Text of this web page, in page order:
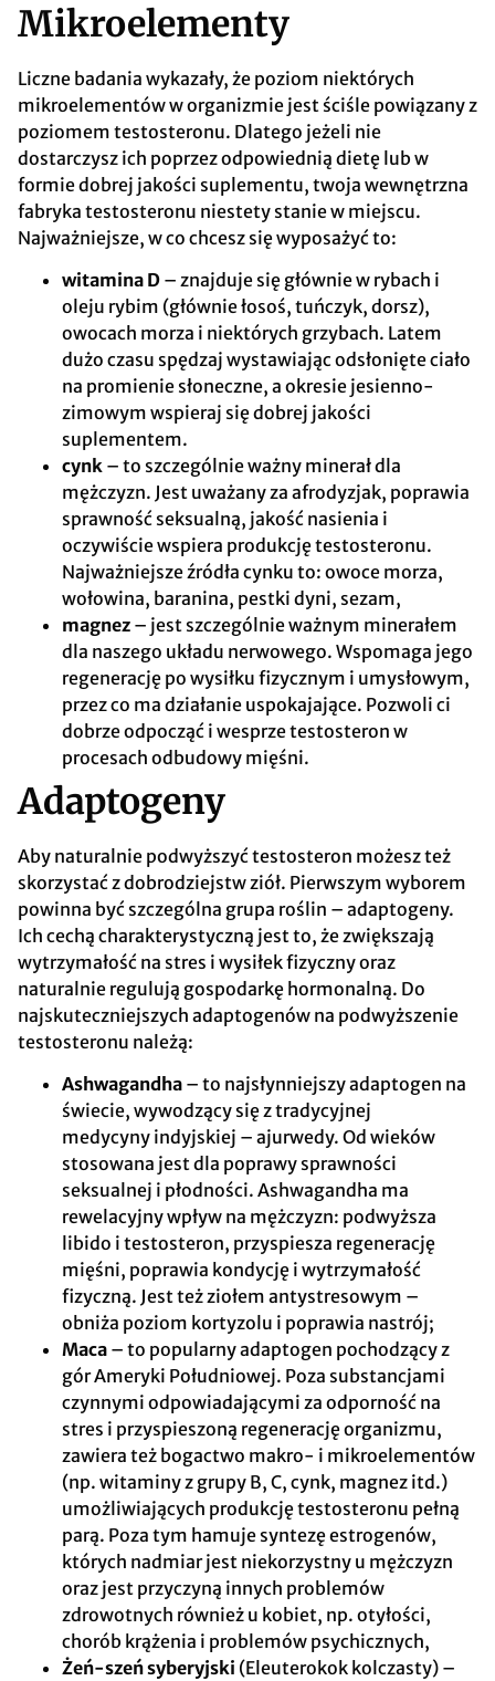
Mikroelementy
Liczne badania wykazały, że poziom niektórych
mikroelementów w organizmie jest ściśle powiązany z
poziomem testosteronu. Dlatego jeżeli nie
dostarczysz ich poprzez odpowiednią dietę lub w
formie dobrej jakości suplementu, twoja wewnętrzna
fabryka testosteronu niestety stanie w miejscu.
Najważniejsze, w co chcesz się wyposażyć to:
witamina D – znajduje się głównie w rybach i
oleju rybim (głównie łosoś, tuńczyk, dorsz),
owocach morza i niektórych grzybach. Latem
dużo czasu spędzaj wystawiając odsłonięte ciało
na promienie słoneczne, a okresie jesienno-
zimowym wspieraj się dobrej jakości
suplementem.
cynk – to szczególnie ważny minerał dla
mężczyzn. Jest uważany za afrodyzjak, poprawia
sprawność seksualną, jakość nasienia i
oczywiście wspiera produkcję testosteronu.
Najważniejsze źródła cynku to: owoce morza,
wołowina, baranina, pestki dyni, sezam,
magnez – jest szczególnie ważnym minerałem
dla naszego układu nerwowego. Wspomaga jego
regenerację po wysiłku fizycznym i umysłowym,
przez co ma działanie uspokajające. Pozwoli ci
dobrze odpocząć i wesprze testosteron w
procesach odbudowy mięśni.
Adaptogeny
Aby naturalnie podwyższyć testosteron możesz też
skorzystać z dobrodziejstw ziół. Pierwszym wyborem
powinna być szczególna grupa roślin – adaptogeny.
Ich cechą charakterystyczną jest to, że zwiększają
wytrzymałość na stres i wysiłek fizyczny oraz
naturalnie regulują gospodarkę hormonalną. Do
najskuteczniejszych adaptogenów na podwyższenie
testosteronu należą:
Ashwagandha – to najsłynniejszy adaptogen na
świecie, wywodzący się z tradycyjnej
medycyny indyjskiej – ajurwedy. Od wieków
stosowana jest dla poprawy sprawności
seksualnej i płodności. Ashwagandha ma
rewelacyjny wpływ na mężczyzn: podwyższa
libido i testosteron, przyspiesza regenerację
mięśni, poprawia kondycję i wytrzymałość
fizyczną. Jest też ziołem antystresowym –
obniża poziom kortyzolu i poprawia nastrój;
Maca – to popularny adaptogen pochodzący z
gór Ameryki Południowej. Poza substancjami
czynnymi odpowiadającymi za odporność na
stres i przyspieszoną regenerację organizmu,
zawiera też bogactwo makro- i mikroelementów
(np. witaminy z grupy B, C, cynk, magnez itd.)
umożliwiających produkcję testosteronu pełną
parą. Poza tym hamuje syntezę estrogenów,
których nadmiar jest niekorzystny u mężczyzn
oraz jest przyczyną innych problemów
zdrowotnych również u kobiet, np. otyłości,
chorób krążenia i problemów psychicznych,
Żeń-szeń syberyjski (Eleuterokok kolczasty) –